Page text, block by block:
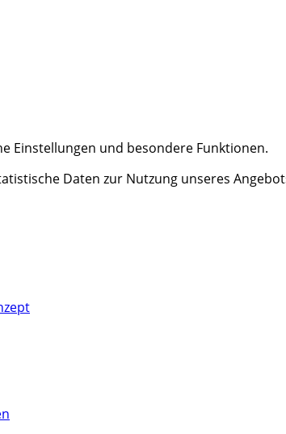
Einstellungen und besondere Funktionen.
Daten zur Nutzung unseres